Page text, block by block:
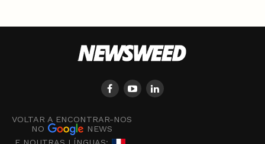
VOLTAR A ENCONTRAR-NOS
NO
NEWS